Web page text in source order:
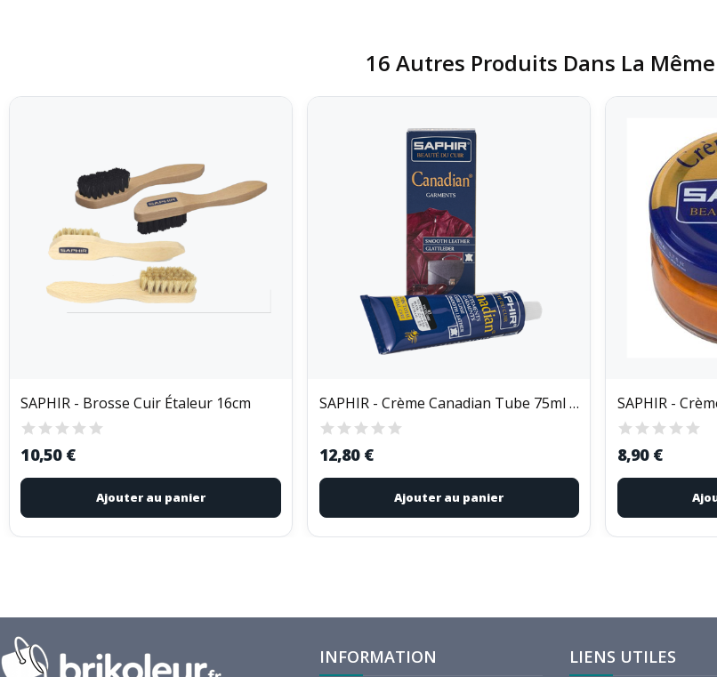
16 Autres Produits Dans La
SAPHIR - Brosse Cuir Étaleur 16cm
10,50 €
Ajouter au panier
SAPHIR - Crème Canadian Tube 75ml beige
12,80 €
Ajouter au panier
8,90 €
INFORMATION LIENS UTILES